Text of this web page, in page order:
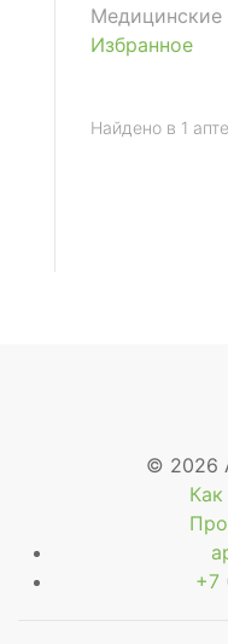
Медицинские
Избранное
Найдено в 1
© 2026
Как
+7